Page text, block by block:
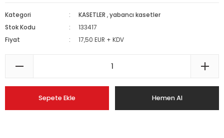
Kategori KASETLER ,yabancı kasetler
Stok Kodu
133417
Fiyat
17,50 EUR + KDV
Sepete Ekle Hemen Al